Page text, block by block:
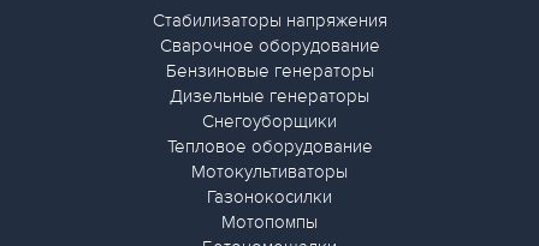
Стабилизаторы напряжения
Сварочное оборудование
Бензиновые генераторы
Дизельные генераторы
Снегоуборщики
Тепловое оборудование
Мотокультиваторы
Газонокосилки
Мотопомпы